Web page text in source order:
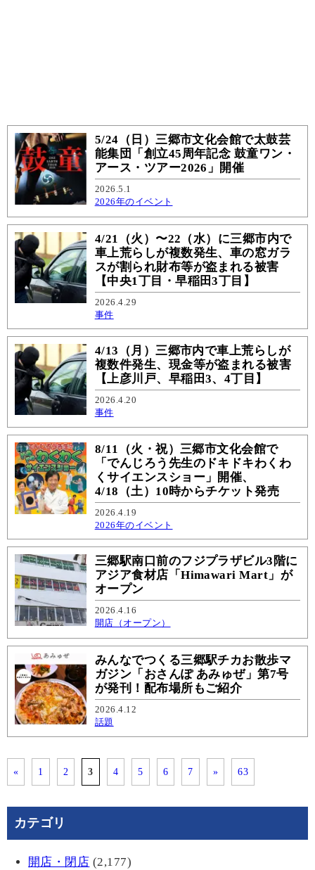
5/24（日）三郷市文化会館で太鼓芸
能集団「創立45周年記念 鼓童ワン・
アース・ツアー2026」開催
2026.5.1
2026年のイベント
4/21（火）〜22（水）に三郷市内で
車上荒らしが複数発生、車の窓ガラ
スが割られ財布等が盗まれる被害
【中央1丁目・早稲田3丁目】
2026.4.29
事件
4/13（月）三郷市内で車上荒らしが
複数件発生、現金等が盗まれる被害
【上彦川戸、早稲田3、4丁目】
2026.4.20
事件
8/11（火・祝）三郷市文化会館で
「でんじろう先生のドキドキわくわ
くサイエンスショー」開催、
4/18（土）10時からチケット発売
2026.4.19
2026年のイベント
三郷駅南口前のフジプラザビル3階に
アジア食材店「Himawari Mart」が
オープン
2026.4.16
開店（オープン）
みんなでつくる三郷駅チカお散歩マ
ガジン「おさんぽ あみゅぜ」第7号
が発刊！配布場所もご紹介
2026.4.12
話題
« 1 2 3 4 5 6 7 » 63
カテゴリ
開店・閉店 (2,177)